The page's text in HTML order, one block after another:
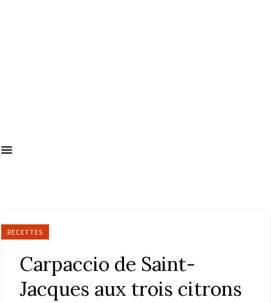
RECETTES
Carpaccio de Saint-
Jacques aux trois citrons